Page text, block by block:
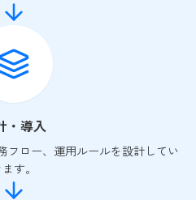
・導入
フロー、運用ルールを設計してい
す。